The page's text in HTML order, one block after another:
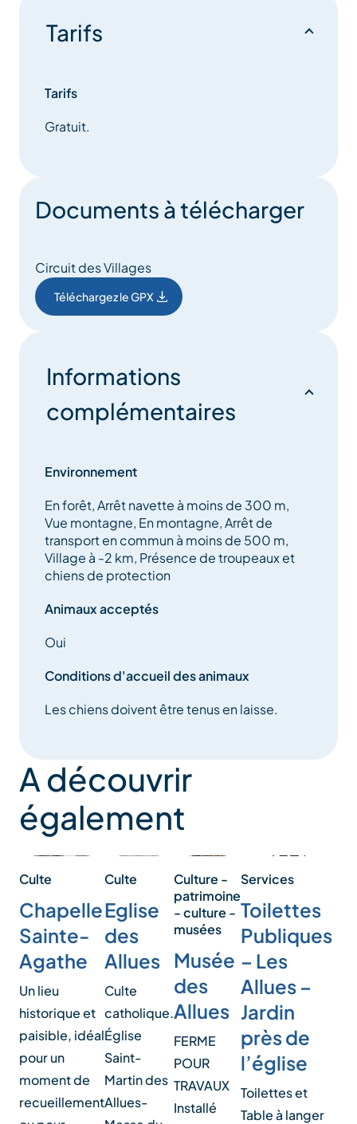
Tarifs
Tarifs
Gratuit.
Documents à télécharger
Circuit des Villages
Téléchargez le GPX
Informations
complémentaires
Environnement
En forêt, Arrêt navette à moins de 300 m,
Vue montagne, En montagne, Arrêt de
transport en commun à moins de 500 m,
Village à -2 km, Présence de troupeaux et
chiens de protection
Animaux acceptés
Oui
Conditions d'accueil des animaux
Les chiens doivent être tenus en laisse.
A découvrir
également
Culte
Chapelle
Sainte-
Agathe
Un lieu
historique et
paisible, idéal
pour un
moment de
recueillement
Culte
Eglise
des
Allues
Culte
catholique.
Église
Saint-
Martin des
Allues-
Culture -
patrimoine
- culture -
musées
Musée
des
Allues
FERME
POUR
TRAVAUX
Installé
Services
Toilettes
Publiques
– Les
Allues –
Jardin
près de
l’église
Toilettes et
Table à langer